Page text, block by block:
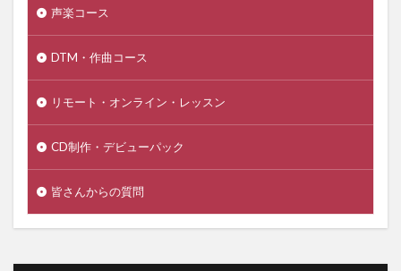
声楽コース
DTM・作曲コース
リモート・オンライン・レッスン
CD制作・デビューパック
皆さんからの質問